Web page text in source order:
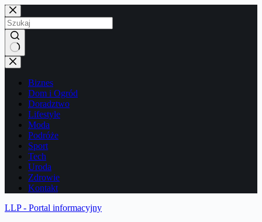
Przejdź
do
treści
Brak
wyników
Biznes
Dom i Ogród
Doradztwo
Lifestyle
Moda
Podróże
Sport
Tech
Uroda
Zdrowie
Kontakt
LLP - Portal informacyjny